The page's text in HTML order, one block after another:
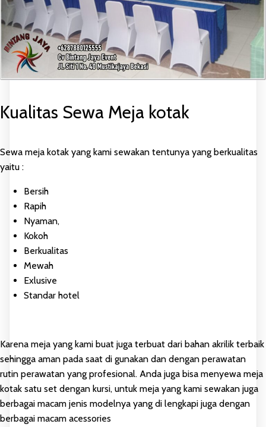
Kualitas Sewa Meja kotak
Sewa meja kotak yang kami sewakan tentunya yang berkualitas
yaitu :
Bersih
Rapih
Nyaman,
Kokoh
Berkualitas
Mewah
Exlusive
Standar hotel
Karena meja yang kami buat juga terbuat dari bahan akrilik terbaik
sehingga aman pada saat di gunakan dan dengan perawatan
rutin perawatan yang profesional. Anda juga bisa menyewa meja
kotak satu set dengan kursi, untuk meja yang kami sewakan juga
berbagai macam jenis modelnya yang di lengkapi juga dengan
berbagai macam acessories